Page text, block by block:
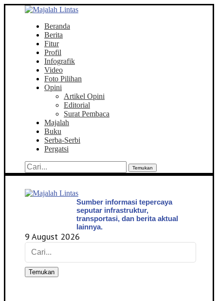
Beranda
Berita
Fitur
Profil
Infografik
Video
Foto Pilihan
Opini
Artikel Opini
Editorial
Surat Pembaca
Majalah
Buku
Serba-Serbi
Pergatsi
Temukan
Sumber informasi tepercaya
seputar infrastruktur,
transportasi, dan berita aktual
lainnya.
9 August 2026
Temukan